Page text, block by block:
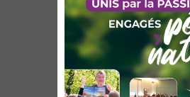
LE SIAGA